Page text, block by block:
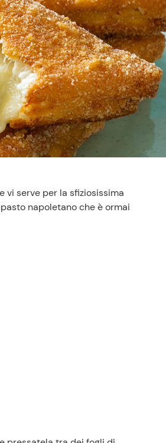
vi serve per la sfiziosissima
napoletano che è ormai